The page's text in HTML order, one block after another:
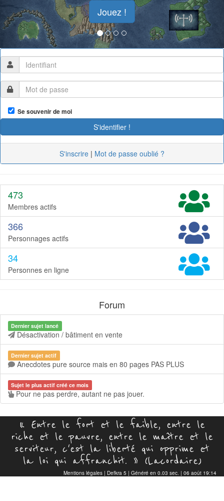
Jouez !
Se souvenir de moi
S'inscrire | Mot de passe oublié ?
473
Membres actifs
366
Personnages actifs
34
Personnes en ligne
Forum
Dernier sujet lancé
Désactivation / bâtiment en vente
Dernier sujet actif
Anecdotes pure source mais en 80 pages PAS PLUS
Sujet le plus actif créé ce mois
Pour ne pas perdre, autant ne pas jouer.
« Entre le fort et le faible, entre le
riche et le pauvre, entre le maître et le
serviteur, c'est la liberté qui opprime et
la loi qui affranchit. » (Lacordaire)
Mentions légales | Defkra 5 | Généré en 0.03 sec. | 06 août 19:14